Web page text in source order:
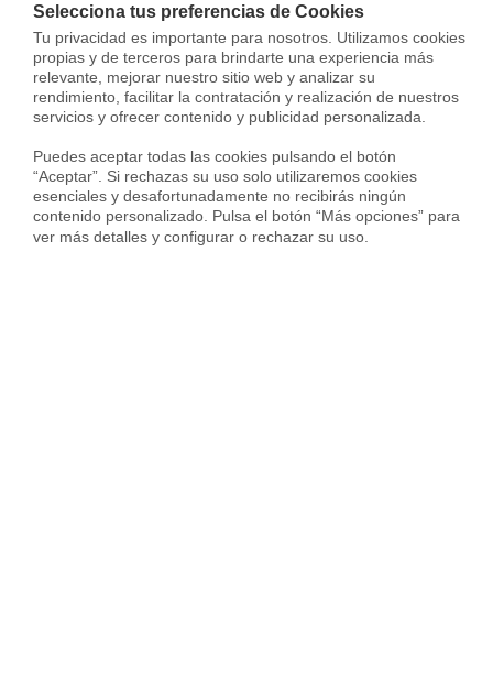
Selecciona tus preferencias de Cookies
Tu privacidad es importante para nosotros. Utilizamos cookies
propias y de terceros para brindarte una experiencia más
relevante, mejorar nuestro sitio web y analizar su
rendimiento, facilitar la contratación y realización de nuestros
servicios y ofrecer contenido y publicidad personalizada.
Puedes aceptar todas las cookies pulsando el botón
“Aceptar”. Si rechazas su uso solo utilizaremos cookies
esenciales y desafortunadamente no recibirás ningún
contenido personalizado. Pulsa el botón “Más opciones” para
ver más detalles y configurar o rechazar su uso.